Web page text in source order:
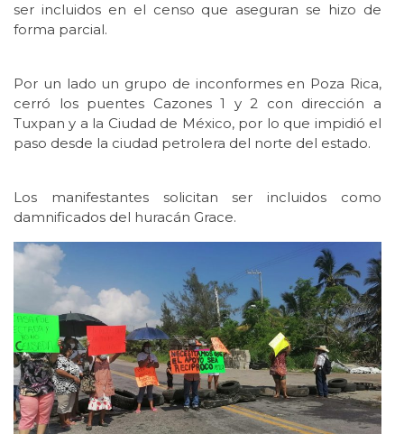
ser incluidos en el censo que aseguran se hizo de
forma parcial.
Por un lado un grupo de inconformes en Poza Rica,
cerró los puentes Cazones 1 y 2 con dirección a
Tuxpan y a la Ciudad de México, por lo que impidió el
paso desde la ciudad petrolera del norte del estado.
Los manifestantes solicitan ser incluidos como
damnificados del huracán Grace.